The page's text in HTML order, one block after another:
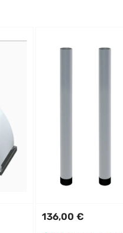
136,00 €